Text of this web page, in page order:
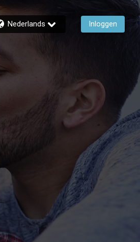
Nederlands Inloggen